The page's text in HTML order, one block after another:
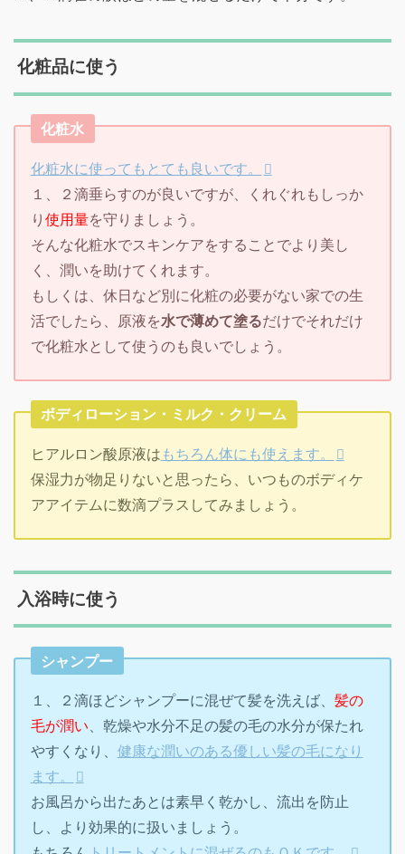
化粧品に使う
化粧水
化粧水に使ってもとても良いです。
１、２滴垂らすのが良いですが、くれぐれもしっか
り 使用量を守りましょう。
そんな化粧水でスキンケアをすることでより美し
く、潤いを助けてくれます。
もしくは、休日など別に化粧の必要がない家での生
活でしたら、原液を水で薄めて塗るだけでそれだけ
で化粧水として使うのも良いでしょう。
ボディローション・ミルク・クリーム
ヒアルロン酸原液は もちろん体にも使えます。
保湿力が物足りないと思ったら、いつものボディケ
アアイテムに数滴プラスしてみましょう。
入浴時に使う
シャンプー
１、２滴ほどシャンプーに混ぜて髪を洗えば、 髪の
毛が潤い 、乾燥や水分不足の髪の毛の水分が保たれ
やすくなり、 健康な潤いのある優しい髪の毛になり
ます。
お風呂から出たあとは素早く乾かし、流出を防止
し、より効果的に扱いましょう。